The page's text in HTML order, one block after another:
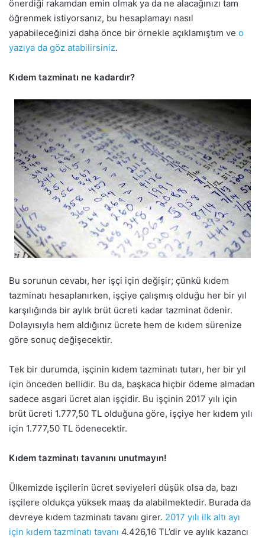
önerdiği rakamdan emin olmak ya da ne alacağınızı tam
öğrenmek istiyorsanız, bu hesaplamayı nasıl
yapabileceğinizi daha önce bir örnekle açıklamıştım ve o
yazıya da göz atabilirsiniz.
Kıdem tazminatı ne kadardır?
Bu sorunun cevabı, her işçi için değişir; çünkü kıdem
tazminatı hesaplanırken, işçiye çalışmış olduğu her bir yıl
karşılığında bir aylık brüt ücreti kadar tazminat ödenir.
Dolayısıyla hem aldığınız ücrete hem de kıdem sürenize
göre sonuç değişecektir.
Tek bir durumda, işçinin kıdem tazminatı tutarı, her bir yıl
için önceden bellidir. Bu da, başkaca hiçbir ödeme almadan
sadece asgari ücret alan işçidir. Bu işçinin 2017 yılı için
brüt ücreti 1.777,50 TL olduğuna göre, işçiye her kıdem yılı
için 1.777,50 TL ödenecektir.
Kıdem tazminatı tavanını unutmayın!
Ülkemizde işçilerin ücret seviyeleri düşük olsa da, bazı
işçilere oldukça yüksek maaş da alabilmektedir. Burada da
devreye kıdem tazminatı tavanı girer. 2017 yılı ilk altı ayı
için kıdem tazminatı tavanı 4.426,16 TL’dir ve aylık kazancı